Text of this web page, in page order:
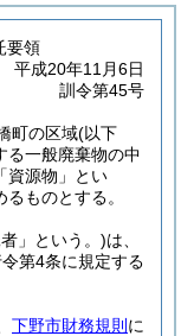
要領
平成20年11月6日
訓令第45号
町の区域(以下
る一般廃棄物の中
資源物」とい
ものとする。
」という。)は、
第4条に規定する
下野市財務規則 に